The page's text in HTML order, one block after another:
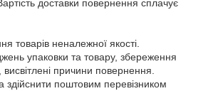
доставки повернення сплачує
товарів неналежної якості.
упаковки та товару, збереження
причини повернення.
поштовим перевізником